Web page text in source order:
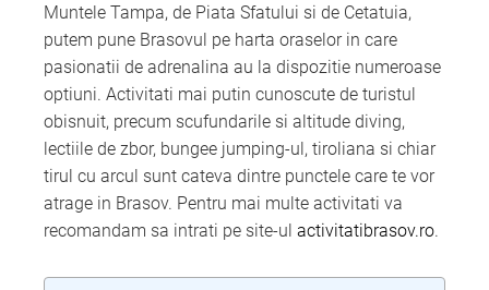
Muntele Tampa, de Piata Sfatului si de Cetatuia,
putem pune Brasovul pe harta oraselor in care
pasionatii de adrenalina au la dispozitie numeroase
optiuni. Activitati mai putin cunoscute de turistul
obisnuit, precum scufundarile si altitude diving,
lectiile de zbor, bungee jumping-ul, tiroliana si chiar
tirul cu arcul sunt cateva dintre punctele care te vor
atrage in Brasov. Pentru mai multe activitati va
recomandam sa intrati pe site-ul activitatibrasov.ro.